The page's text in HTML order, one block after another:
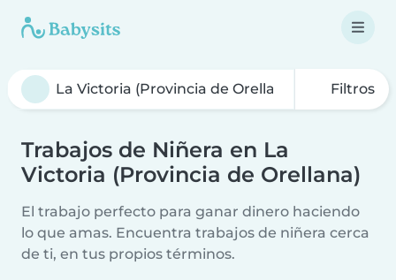
Filtros
Trabajos de Niñera en La
Victoria (Provincia de Orellana)
El trabajo perfecto para ganar dinero haciendo
lo que amas. Encuentra trabajos de niñera cerca
de ti, en tus propios términos.